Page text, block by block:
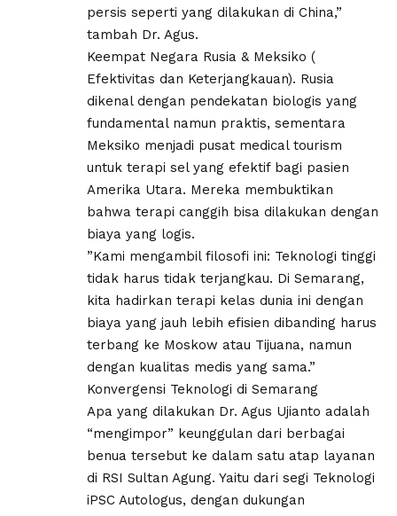
persis seperti yang dilakukan di China,”
tambah Dr. Agus.
​Keempat Negara Rusia & Meksiko (
Efektivitas dan Keterjangkauan). Rusia
dikenal dengan pendekatan biologis yang
fundamental namun praktis, sementara
Meksiko menjadi pusat medical tourism
untuk terapi sel yang efektif bagi pasien
Amerika Utara. Mereka membuktikan
bahwa terapi canggih bisa dilakukan dengan
biaya yang logis.
​”Kami mengambil filosofi ini: Teknologi tinggi
tidak harus tidak terjangkau. Di Semarang,
kita hadirkan terapi kelas dunia ini dengan
biaya yang jauh lebih efisien dibanding harus
terbang ke Moskow atau Tijuana, namun
dengan kualitas medis yang sama.”
​Konvergensi Teknologi di Semarang
​Apa yang dilakukan Dr. Agus Ujianto adalah
“mengimpor” keunggulan dari berbagai
benua tersebut ke dalam satu atap layanan
di RSI Sultan Agung. Yaitu dari segi ​Teknologi
iPSC Autologus, dengan dukungan